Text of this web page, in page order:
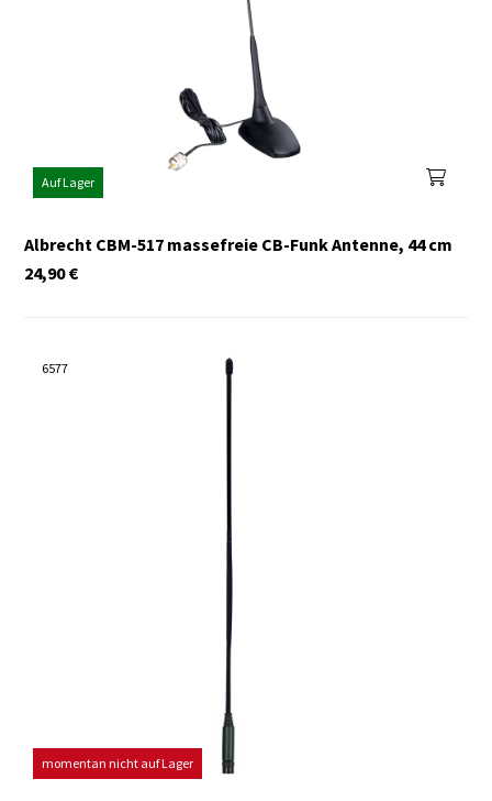
Auf Lager
Albrecht CBM-517 massefreie CB-Funk Antenne, 44 cm
€
24,90
6577
momentan nicht auf Lager